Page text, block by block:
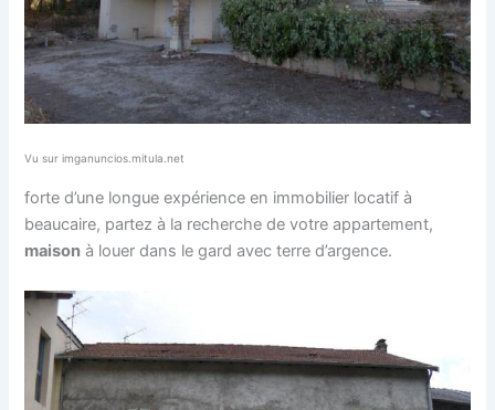
Vu sur imganuncios.mitula.net
forte d’une longue expérience en immobilier locatif à
beaucaire, partez à la recherche de votre appartement,
maison à louer dans le gard avec terre d’argence.